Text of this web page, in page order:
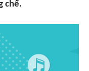
chế.